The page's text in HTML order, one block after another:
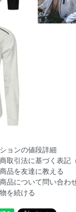
ョンの値段詳細
取引法に基づく表記
品を友達に教える
品について問い合わ
を続ける